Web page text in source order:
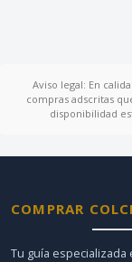
Aviso legal: En
compras adscritas
disponibilidad
COMPRAR
Tu guía